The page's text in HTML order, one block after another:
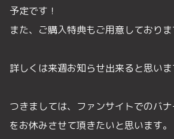
予定です！
また、ご購入特典もご用意しておりま
詳しくは来週お知らせ出来ると思いま
つきましては、ファンサイトでのバ
をお休みさせて頂きたいと思います。